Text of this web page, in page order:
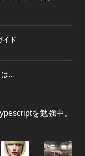
イド
…
を勉強中。